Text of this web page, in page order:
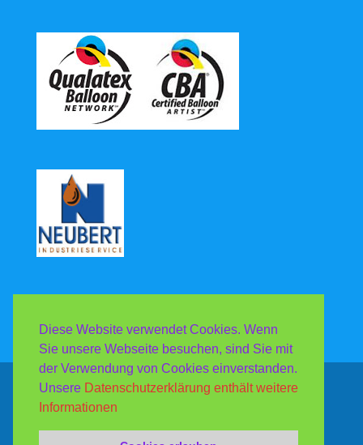
Diese Website verwendet Cookies. Wenn
Sie unsere Webseite besuchen, sind Sie mit
der Verwendung von Cookies einverstanden.
Unsere Datenschutzerklärung enthält weitere
Informationen
Copyright Luftballonshop & Gasecenter Neubert